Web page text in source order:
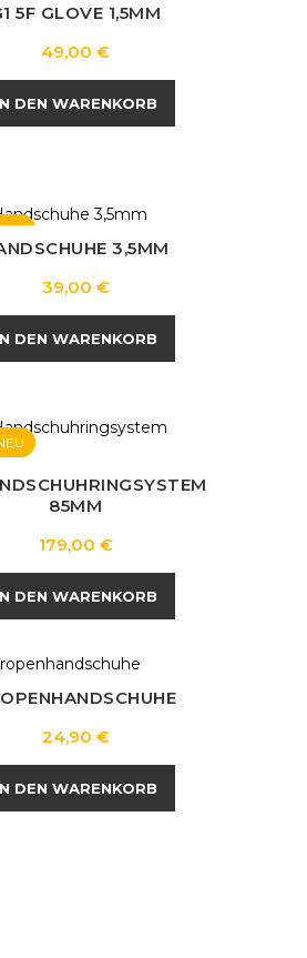
5F GLOVE 1,5MM
Preis
49,00 €
DEN WARENKORB
3,5MM
Preis
39,00 €
DEN WARENKORB
85MM
Preis
179,00 €
DEN WARENKORB
Preis
24,90 €
DEN WARENKORB